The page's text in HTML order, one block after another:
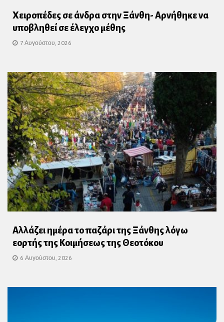
Χειροπέδες σε άνδρα στην Ξάνθη- Αρνήθηκε να
υποβληθεί σε έλεγχο μέθης
7 Αυγούστου, 2026
Αλλάζει ημέρα το παζάρι της Ξάνθης λόγω
εορτής της Κοιμήσεως της Θεοτόκου
6 Αυγούστου, 2026